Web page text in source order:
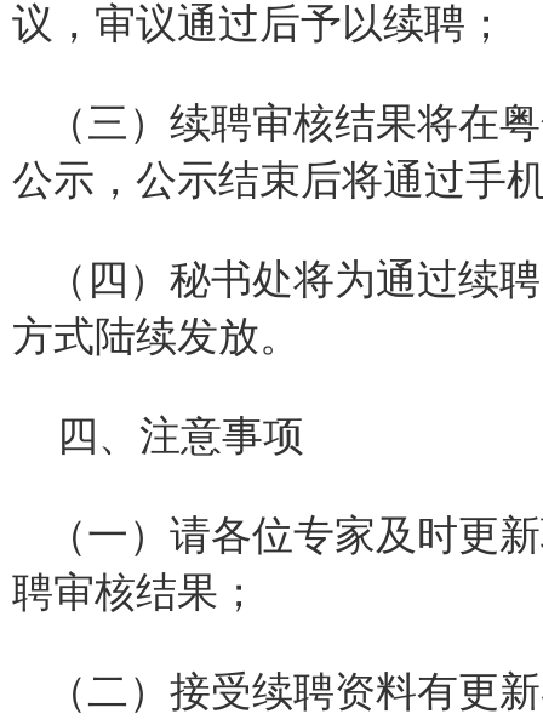
议，审议通过后予以续聘；
（三）续聘审核结果将在
公示，公示结束后将通过手
（四）秘书处将为通过续
方式陆续发放。
四、注意事项
（一）请各位专家及时更
聘审核结果；
（二）接受续聘资料有更